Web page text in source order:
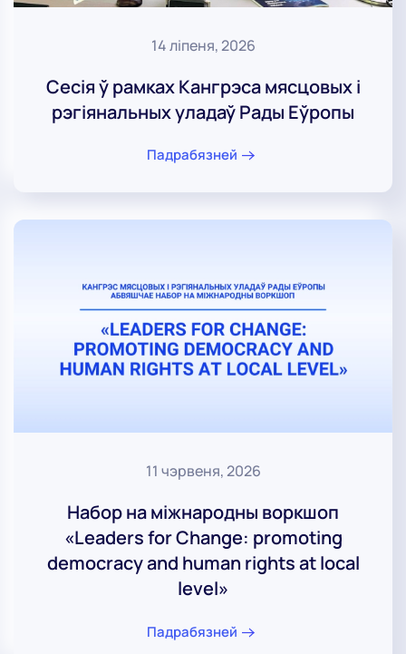
14 ліпеня, 2026
Сесія ў рамках Кангрэса мясцовых і
рэгіянальных уладаў Рады Еўропы
Падрабязней
11 чэрвеня, 2026
Набор на міжнародны воркшоп
«Leaders for Change: promoting
democracy and human rights at local
level»
Падрабязней